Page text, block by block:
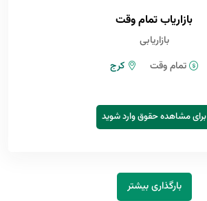
بازاریاب تمام وقت
بازاریابی
تمام وقت
کرج
برای مشاهده حقوق وارد شوید
بارگذاری بیشتر